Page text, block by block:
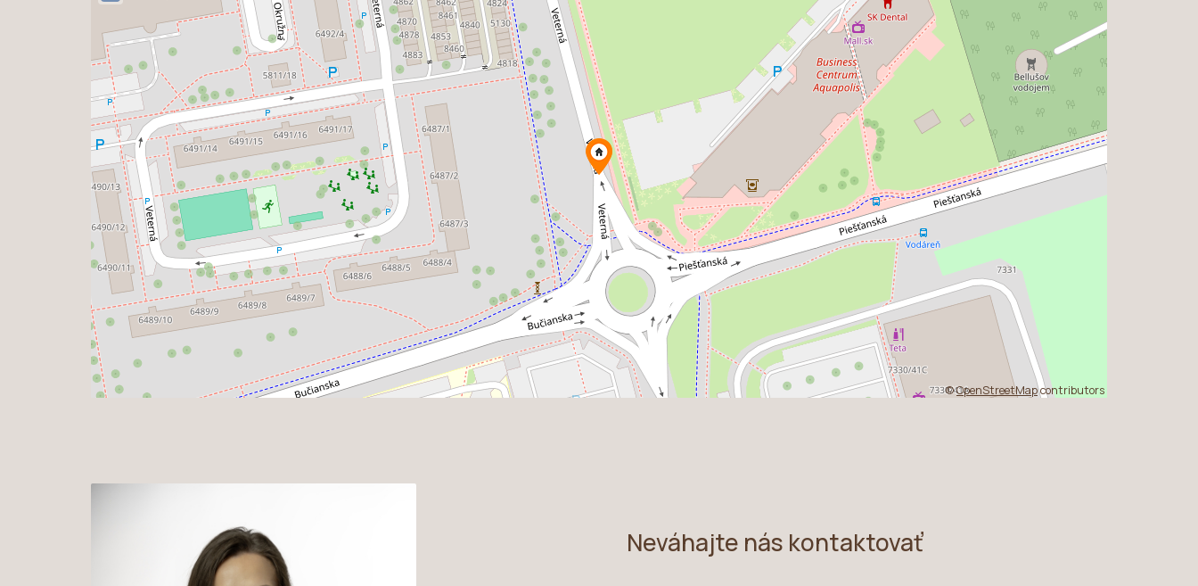
©OpenStreetMapcontributors
Neváhajte nás kontaktovať